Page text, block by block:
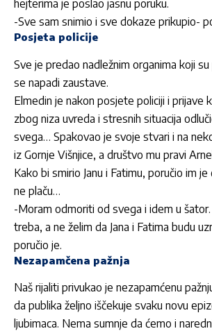
hejterima je poslao jasnu poruku.
-Sve sam snimio i sve dokaze prikupio-
Posjeta policije
Sve je predao nadležnim organima koji
se napadi zaustave.
Elmedin je nakon posjete policiji i prijave
zbog niza uvreda i stresnih situacija
svega… Spakovao je svoje stvari i na
iz Gornje Višnjice, a društvo mu pravi
Kako bi smirio Janu i Fatimu, poručio im
ne plaču…
-Moram odmoriti od svega i idem u
treba, a ne želim da Jana i Fatima budu
poručio je.
Nezapamčena pažnja
Naš rijaliti privukao je nezapamćenu
da publika željno iščekuje svaku novu
ljubimaca. Nema sumnje da ćemo i